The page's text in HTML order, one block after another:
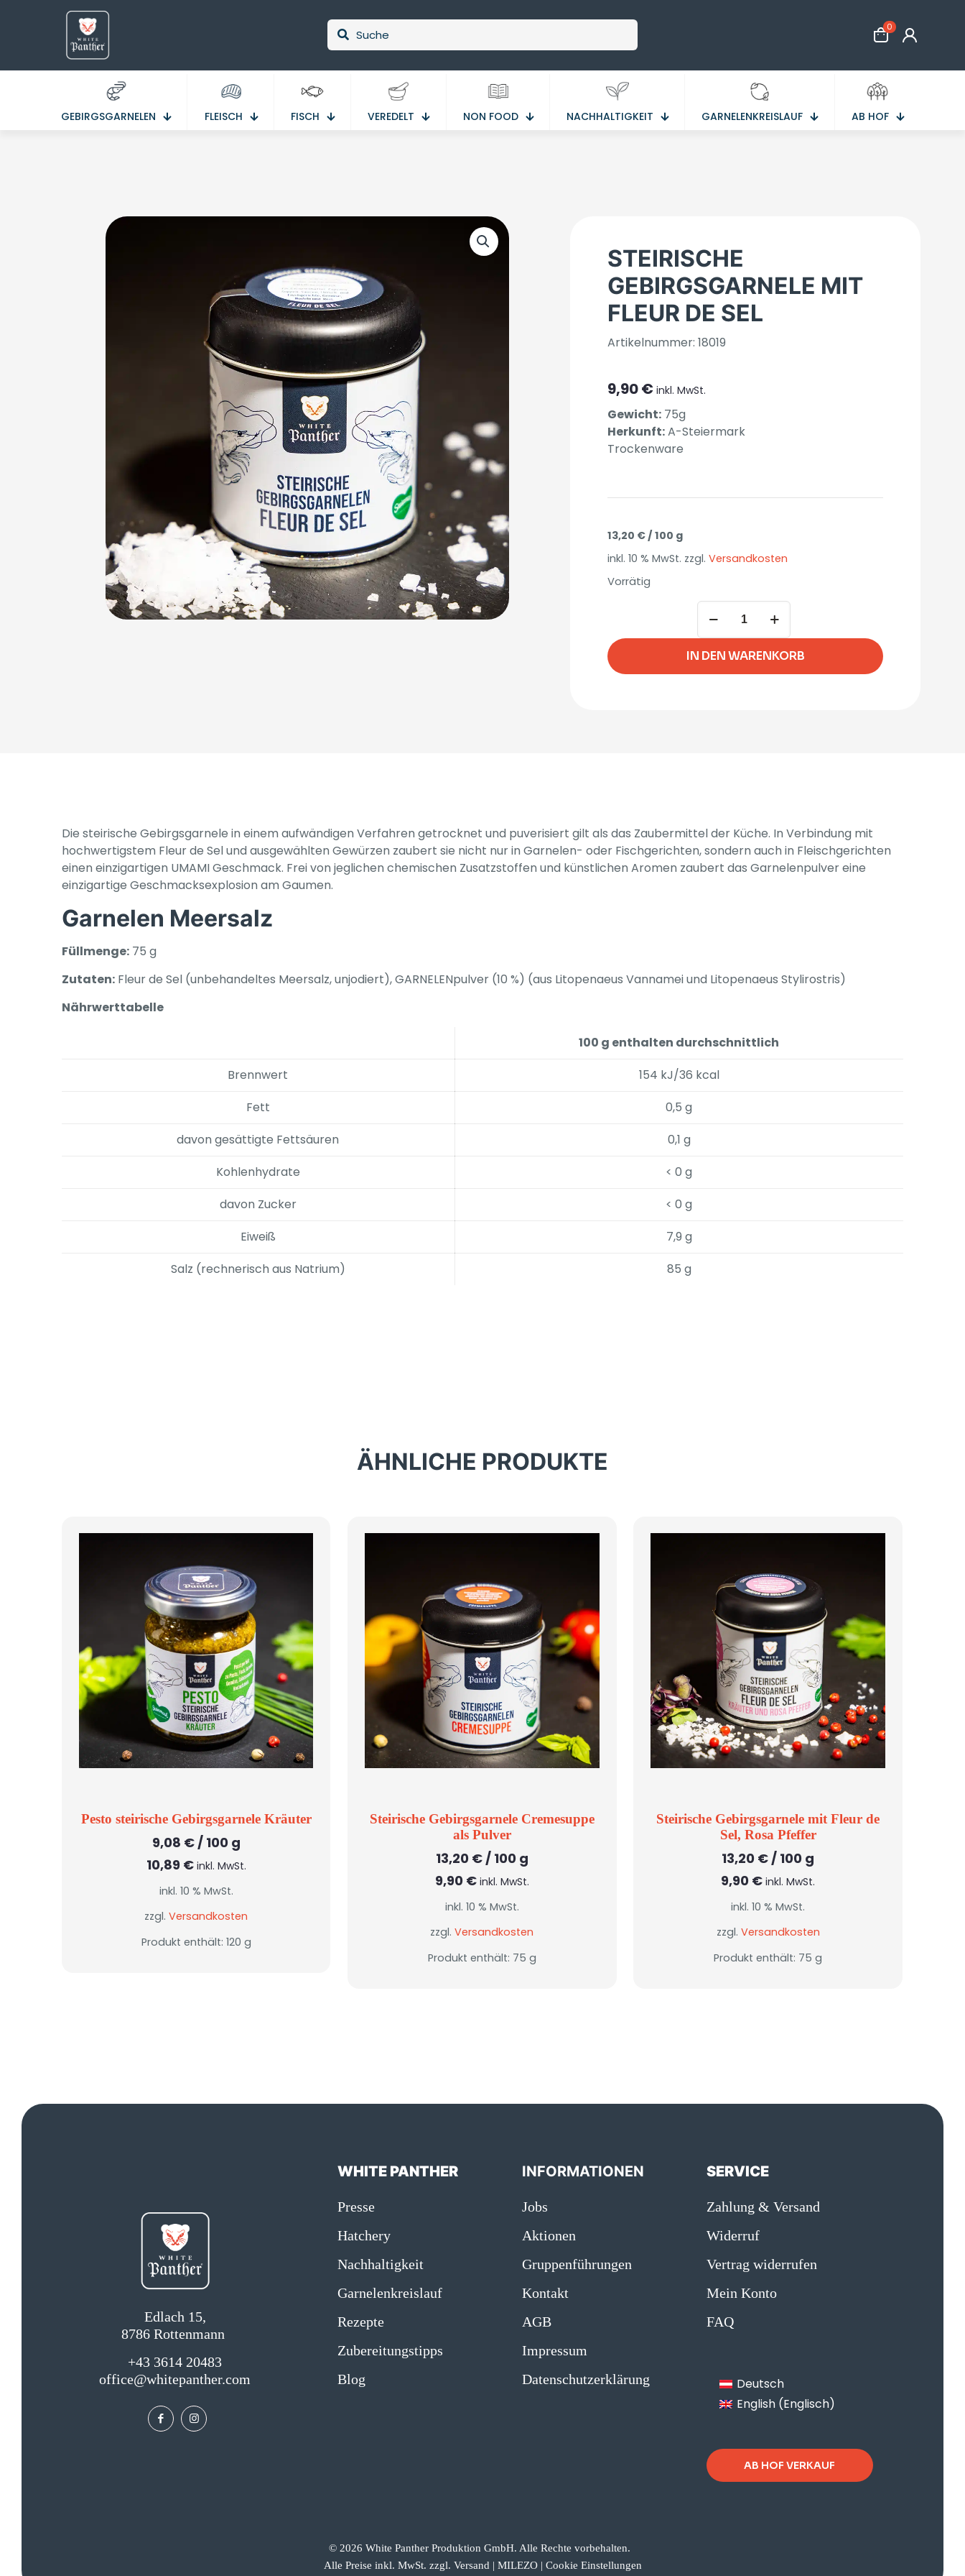
0
GEBIRGSGARNELEN FLEISCH FISCH VEREDELT NON FOOD NACHHALTIGKEIT GARNELENKREISLAUF AB HOF
STEIRISCHE
GEBIRGSGARNELE MIT
FLEUR DE SEL
Artikelnummer: 18019
9,90€ inkl. MwSt.
Gewicht: 75g
Herkunft:A-Steiermark
Trockenware
13,20 € /100 g
inkl. 10 % MwSt. zzgl. Versandkosten
Vorrätig
Steirische
Gebirgsgarnele
mit
Fleur
de
IN DEN WARENKORB
Die steirische Gebirgsgarnele in einem aufwändigen Verfahren getrocknet und puverisiert gilt als das Zaubermittel der Küche. In Verbindung mit
hochwertigstem Fleur de Sel und ausgewählten Gewürzen zaubert sie nicht nur in Garnelen- oder Fischgerichten, sondern auch in Fleischgerichten
einen einzigartigen UMAMI Geschmack. Frei von jeglichen chemischen Zusatzstoffen und künstlichen Aromen zaubert das Garnelenpulver eine
einzigartige Geschmacksexplosion am Gaumen.
Garnelen Meersalz
Füllmenge:75 g
Zutaten:Fleur de Sel (unbehandeltes Meersalz, unjodiert), GARNELENpulver (10 %) (aus Litopenaeus Vannamei und Litopenaeus Stylirostris)
Nährwerttabelle
100 g enthalten durchschnittlich
Brennwert
154 kJ/36 kcal
Fett
0,5 g
davon gesättigte Fettsäuren
0,1 g
Kohlenhydrate
< 0 g
davon Zucker
< 0 g
Eiweiß
7,9 g
Salz (rechnerisch aus Natrium)
85 g
ÄHNLICHE PRODUKTE
Pesto steirische Gebirgsgarnele Kräuter
9,08 €/ 100 g
10,89 € inkl. MwSt.
inkl. 10 % MwSt.
zzgl.Versandkosten
Produkt enthält: 120 g
Steirische Gebirgsgarnele Cremesuppe
als Pulver
13,20 €/ 100 g
9,90 € inkl. MwSt.
inkl. 10 % MwSt.
zzgl.Versandkosten
Produkt enthält: 75 g
Steirische Gebirgsgarnele mit Fleur de
Sel, Rosa Pfeffer
13,20 € / 100 g
9,90 € inkl. MwSt.
inkl. 10 % MwSt.
zzgl. Versandkosten
Produkt enthält: 75g
Edlach 15,
8786 Rottenmann
+43 3614 20483
office@whitepanther.com
WHITE PANTHER
Presse
Hatchery
Nachhaltigkeit
Garnelenkreislauf
Rezepte
Zubereitungstipps
Blog
INFORMATIONEN
Jobs
Aktionen
Gruppenführungen
Kontakt
AGB
Impressum
Datenschutzerklärung
SERVICE
Zahlung & Versand
Widerruf
Vertrag widerrufen
Mein Konto
FAQ
Deutsch
English(Englisch)
AB HOF VERKAUF
© 2026 White Panther Produktion GmbH. Alle Rechte vorbehalten.
Alle Preise inkl. MwSt. zzgl. Versand | MILEZO| Cookie Einstellungen